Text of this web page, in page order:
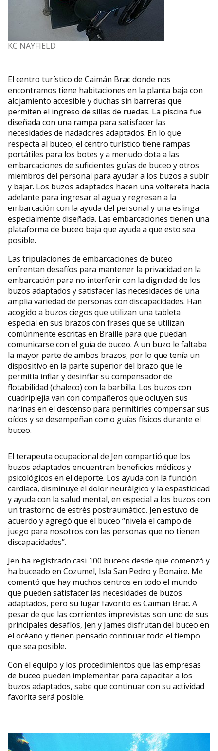
KC NAYFIELD
El centro turístico de Caimán Brac donde nos
encontramos tiene habitaciones en la planta baja con
alojamiento accesible y duchas sin barreras que
permiten el ingreso de sillas de ruedas. La piscina fue
diseñada con una rampa para satisfacer las
necesidades de nadadores adaptados. En lo que
respecta al buceo, el centro turístico tiene rampas
portátiles para los botes y a menudo dota a las
embarcaciones de suficientes guías de buceo y otros
miembros del personal para ayudar a los buzos a subir
y bajar. Los buzos adaptados hacen una voltereta hacia
adelante para ingresar al agua y regresan a la
embarcación con la ayuda del personal y una eslinga
especialmente diseñada. Las embarcaciones tienen una
plataforma de buceo baja que ayuda a que esto sea
posible.
Las tripulaciones de embarcaciones de buceo
enfrentan desafíos para mantener la privacidad en la
embarcación para no interferir con la dignidad de los
buzos adaptados y satisfacer las necesidades de una
amplia variedad de personas con discapacidades. Han
acogido a buzos ciegos que utilizan una tableta
especial en sus brazos con frases que se utilizan
comúnmente escritas en Braille para que puedan
comunicarse con el guía de buceo. A un buzo le faltaba
la mayor parte de ambos brazos, por lo que tenía un
dispositivo en la parte superior del brazo que le
permitía inflar y desinflar su compensador de
flotabilidad (chaleco) con la barbilla. Los buzos con
cuadriplejia van con compañeros que ocluyen sus
narinas en el descenso para permitirles compensar sus
oídos y se desempeñan como guías físicos durante el
buceo.
El terapeuta ocupacional de Jen compartió que los
buzos adaptados encuentran beneficios médicos y
psicológicos en el deporte. Los ayuda con la función
cardíaca, disminuye el dolor neurálgico y la espasticidad
y ayuda con la salud mental, en especial a los buzos con
un trastorno de estrés postraumático. Jen estuvo de
acuerdo y agregó que el buceo “nivela el campo de
juego para nosotros con las personas que no tienen
discapacidades”.
Jen ha registrado casi 100 buceos desde que comenzó y
ha buceado en Cozumel, Isla San Pedro y Bonaire. Me
comentó que hay muchos centros en todo el mundo
que pueden satisfacer las necesidades de buzos
adaptados, pero su lugar favorito es Caimán Brac. A
pesar de que las corrientes imprevistas son uno de sus
principales desafíos, Jen y James disfrutan del buceo en
el océano y tienen pensado continuar todo el tiempo
que sea posible.
Con el equipo y los procedimientos que las empresas
de buceo pueden implementar para capacitar a los
buzos adaptados, sabe que continuar con su actividad
favorita será posible.